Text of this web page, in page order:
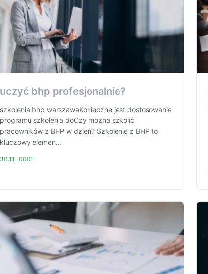
uczyć bhp profesjonalnie?
szkolenia bhp warszawaKonieczne jest dostosowanie
programu szkolenia doCzy można szkolić
pracowników z BHP w dzień? Szkolenie z BHP to
kluczowy elemen...
30.11.-0001